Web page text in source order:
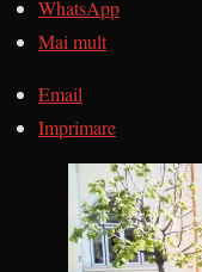
WhatsApp
Mai mult
Email
Imprimare